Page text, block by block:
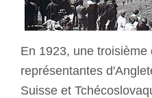
En 1923, une
représentantes
Suisse et